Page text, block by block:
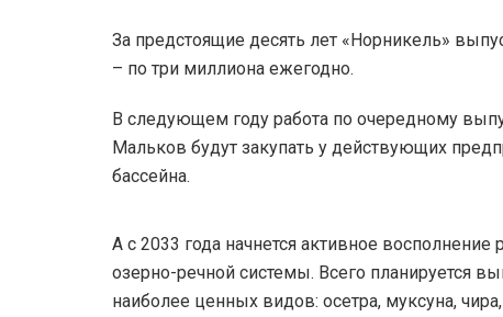
За предстоящие десять лет «Норникель»
– по три миллиона ежегодно.
В следующем году работа по очередному
Мальков будут закупать у действующих
бассейна.
А с 2033 года начнется активное
озерно-речной системы. Всего планируется
наиболее ценных видов: осетра, муксуна,